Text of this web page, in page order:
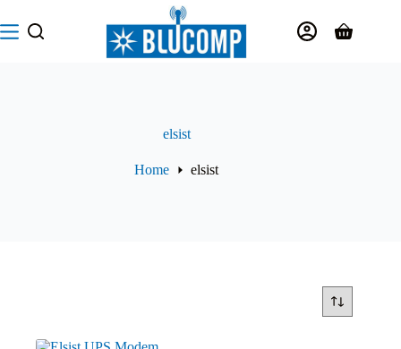
al
contenuto
Carrello
elsist
Home elsist